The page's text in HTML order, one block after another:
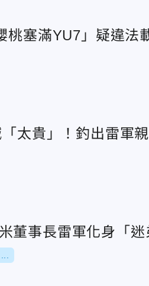
桃塞滿YU7」疑違法
太貴」！釣出雷軍
董事長雷軍化身「